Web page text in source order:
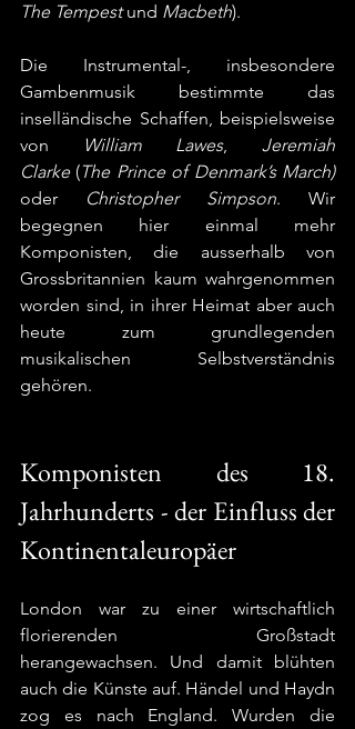
The Tempest und Macbeth).
Die Instrumental-, insbesondere
Gambenmusik bestimmte das
inselländische Schaffen, beispielsweise
von
William Lawes, Jeremiah
Clarke (
The Prince of Denmark’s March)
oder
Christopher Simpson. Wir
begegnen hier einmal mehr
Komponisten, die ausserhalb von
Grossbritannien kaum wahrgenommen
worden sind, in ihrer Heimat aber auch
heute zum grundlegenden
musikalischen Selbstverständnis
gehören.
Komponisten des 18.
Jahrhunderts - der Einfluss der
Kontinentaleuropäer
London war zu einer wirtschaftlich
florierenden Großstadt
herangewachsen. Und damit blühten
auch die Künste auf. Händel und Haydn
zog es nach England. Wurden die